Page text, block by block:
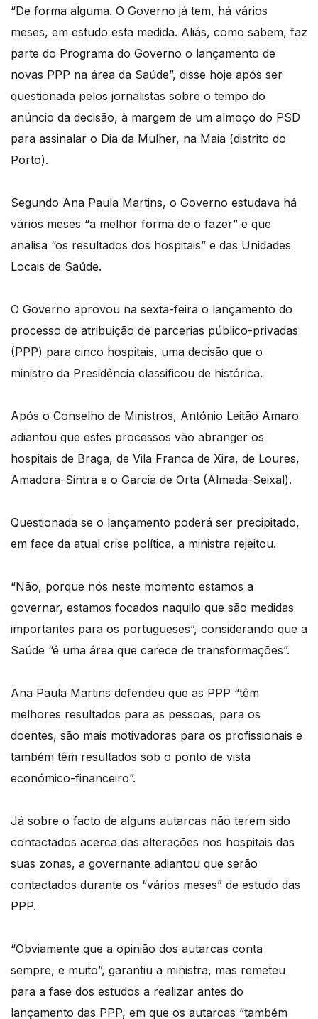
“De forma alguma. O Governo já tem, há vários
meses, em estudo esta medida. Aliás, como sabem, faz
parte do Programa do Governo o lançamento de
novas PPP na área da Saúde”, disse hoje após ser
questionada pelos jornalistas sobre o tempo do
anúncio da decisão, à margem de um almoço do PSD
para assinalar o Dia da Mulher, na Maia (distrito do
Porto).
Segundo Ana Paula Martins, o Governo estudava há
vários meses “a melhor forma de o fazer” e que
analisa “os resultados dos hospitais” e das Unidades
Locais de Saúde.
O Governo aprovou na sexta-feira o lançamento do
processo de atribuição de parcerias público-privadas
(PPP) para cinco hospitais, uma decisão que o
ministro da Presidência classificou de histórica.
Após o Conselho de Ministros, António Leitão Amaro
adiantou que estes processos vão abranger os
hospitais de Braga, de Vila Franca de Xira, de Loures,
Amadora-Sintra e o Garcia de Orta (Almada-Seixal).
Questionada se o lançamento poderá ser precipitado,
em face da atual crise política, a ministra rejeitou.
“Não, porque nós neste momento estamos a
governar, estamos focados naquilo que são medidas
importantes para os portugueses”, considerando que a
Saúde “é uma área que carece de transformações”.
Ana Paula Martins defendeu que as PPP “têm
melhores resultados para as pessoas, para os
doentes, são mais motivadoras para os profissionais e
também têm resultados sob o ponto de vista
económico-financeiro”.
Já sobre o facto de alguns autarcas não terem sido
contactados acerca das alterações nos hospitais das
suas zonas, a governante adiantou que serão
contactados durante os “vários meses” de estudo das
PPP.
“Obviamente que a opinião dos autarcas conta
sempre, e muito”, garantiu a ministra, mas remeteu
para a fase dos estudos a realizar antes do
lançamento das PPP, em que os autarcas “também